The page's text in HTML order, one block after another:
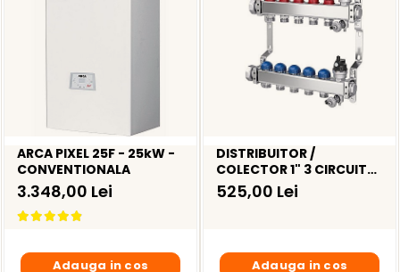
ARCA PIXEL 25F - 25kW -
CONVENTIONALA
3.348,00 Lei
Adauga in cos
DISTRIBUITOR /
COLECTOR 1" 3 CIRCUITE
- INOX (CU ROBINETI
TERMOSTATICI SI
525,00 Lei
Adauga in cos